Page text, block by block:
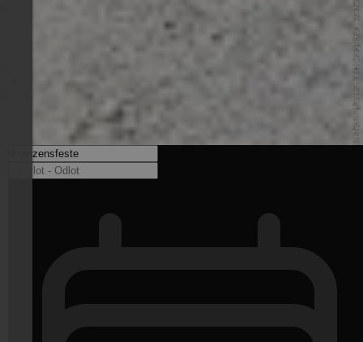
© Landesmuseum Festung Franzensfeste / Georg Hofer - www.franzensfeste.info